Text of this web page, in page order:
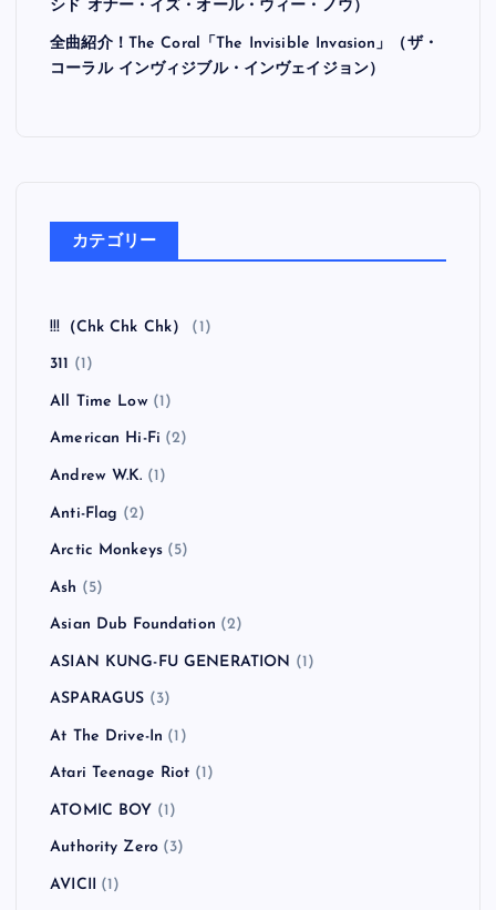
シド オナー・イズ・オール・ウィー・ノウ）
全曲紹介！The Coral「The Invisible Invasion」（ザ・
コーラル インヴィジブル・インヴェイジョン）
カテゴリー
!!!（Chk Chk Chk） (1)
311 (1)
All Time Low(1)
American Hi-Fi (2)
Andrew W.K. (1)
Anti-Flag (2)
Arctic Monkeys (5)
Ash (5)
Asian Dub Foundation (2)
ASIAN KUNG-FU GENERATION (1)
ASPARAGUS (3)
At The Drive-In (1)
Atari Teenage Riot (1)
ATOMIC BOY (1)
Authority Zero (3)
AVICII (1)